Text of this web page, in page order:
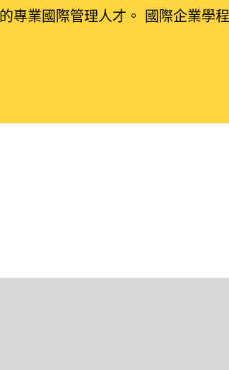
專業國際管理人才。 國際企業學